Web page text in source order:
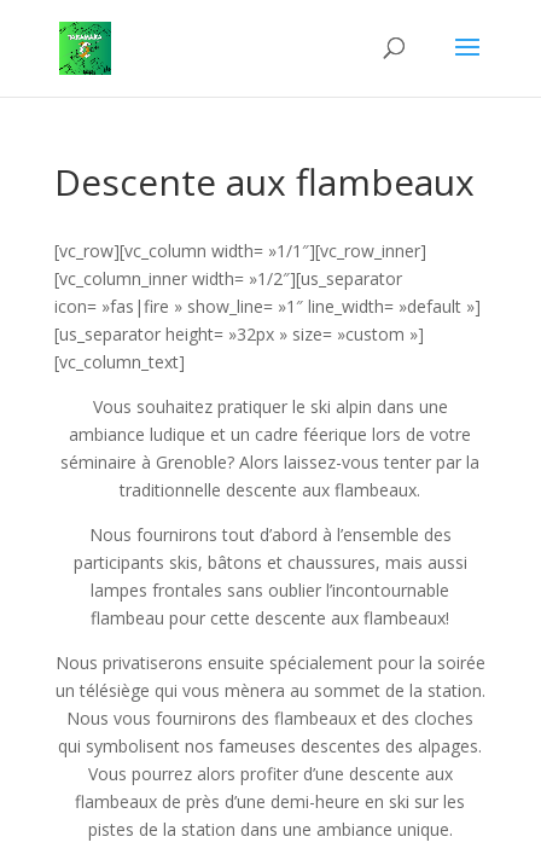
Descente aux flambeaux
[vc_row][vc_column width= »1/1″][vc_row_inner]
[vc_column_inner width= »1/2″][us_separator
icon= »fas|fire » show_line= »1″ line_width= »default »]
[us_separator height= »32px » size= »custom »]
[vc_column_text]
Vous souhaitez pratiquer le ski alpin dans une
ambiance ludique et un cadre féerique lors de votre
séminaire à Grenoble? Alors laissez-vous tenter par la
traditionnelle descente aux flambeaux.
Nous fournirons tout d’abord à l’ensemble des
participants skis, bâtons et chaussures, mais aussi
lampes frontales sans oublier l’incontournable
flambeau pour cette descente aux flambeaux!
Nous privatiserons ensuite spécialement pour la soirée
un télésiège qui vous mènera au sommet de la station.
Nous vous fournirons des flambeaux et des cloches
qui symbolisent nos fameuses descentes des alpages.
Vous pourrez alors profiter d’une descente aux
flambeaux de près d’une demi-heure en ski sur les
pistes de la station dans une ambiance unique.